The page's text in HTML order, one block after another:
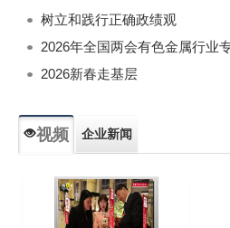
树立和践行正确政绩观
2026年全国两会有色金属行业
2026新春走基层
视频 企业新闻